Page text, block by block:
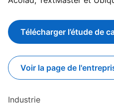
Télécharger l’étude de
opens in a
Voir la page deopens in a
Industrie